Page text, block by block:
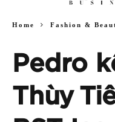
Home Fashion &
Pedro
Thùy